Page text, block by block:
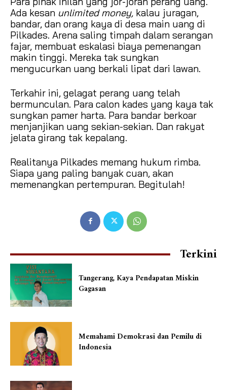
Ada kesan unlimited money, kalau juragan,
bandar, dan orang kaya di desa main uang di
Pilkades. Arena saling timpah dalam serangan
fajar, membuat eskalasi biaya pemenangan
makin tinggi. Mereka tak sungkan
mengucurkan uang berkali lipat dari lawan.
Terkahir ini, gelagat perang uang telah
bermunculan. Para calon kades yang kaya tak
sungkan pamer harta. Para bandar berkoar
menjanjikan uang sekian-sekian. Dan rakyat
jelata girang tak kepalang.
Realitanya Pilkades memang hukum rimba.
Siapa yang paling banyak cuan, akan
memenangkan pertempuran. Begitulah!
Terkini
Tangerang, Kaya Pendapatan Miskin
Gagasan
Memahami Demokrasi dan Pemilu di
Indonesia